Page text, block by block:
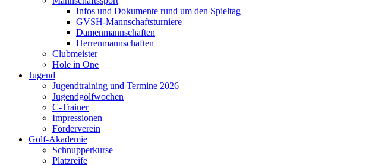
Infos und Dokumente rund um den Spieltag
GVSH-Mannschaftsturniere
Damenmannschaften
Herrenmannschaften
Clubmeister
Hole in One
Jugend
Jugendtraining und Termine 2026
Jugendgolfwochen
C-Trainer
Impressionen
Förderverein
Golf-Akademie
Schnupperkurse
Platzreife